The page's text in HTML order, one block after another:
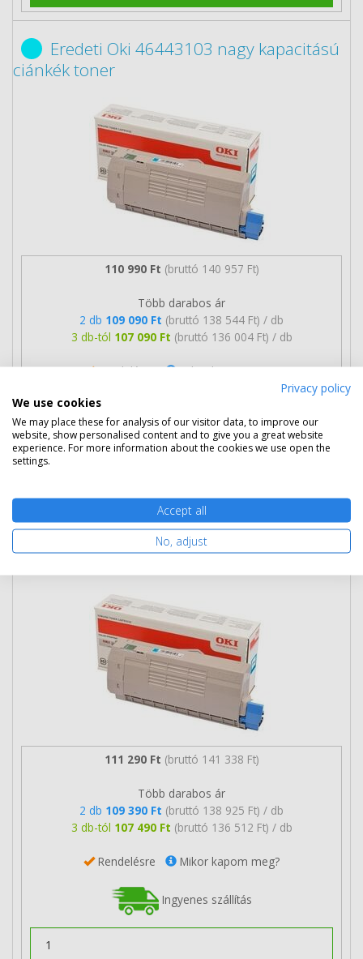
Eredeti Oki 46443103 nagy kapacitású
ciánkék toner
110 990 Ft (bruttó 140 957 Ft)
Több darabos ár
2 db 109 090 Ft (bruttó 138 544 Ft) / db
3 db-tól 107 090 Ft (bruttó 136 004 Ft) / db
Rendelésre Mikor kapom meg?
Kosárba tesz
Eredeti Oki 46471103 ciánkék toner
111 290 Ft (bruttó 141 338 Ft)
Több darabos ár
2 db 109 390 Ft (bruttó 138 925 Ft) / db
3 db-tól 107 490 Ft (bruttó 136 512 Ft) / db
Rendelésre Mikor kapom meg?
Ingyenes szállítás
Privacy policy
We use cookies
We may place these for analysis of our visitor data, to improve our
website, show personalised content and to give you a great website
experience. For more information about the cookies we use open the
settings.
Accept all
No, adjust